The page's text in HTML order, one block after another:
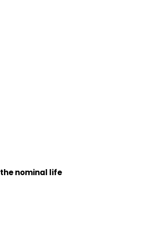
nominal life